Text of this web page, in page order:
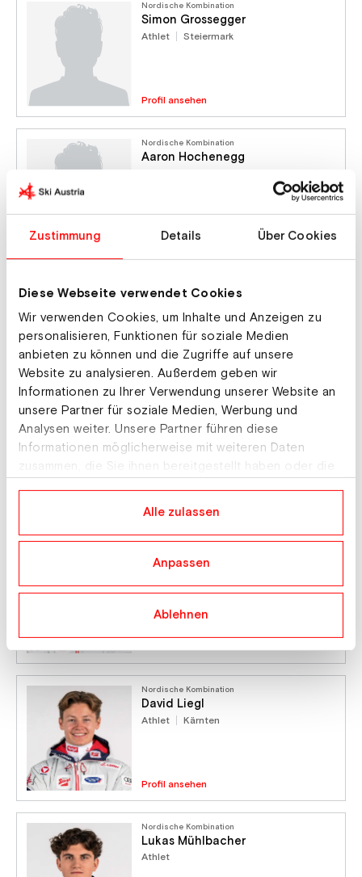
Zustimmung Details Über Cookies
Diese Webseite verwendet Cookies
Wir verwenden Cookies, um Inhalte und Anzeigen zu
personalisieren, Funktionen für soziale Medien
anbieten zu können und die Zugriffe auf unsere
Website zu analysieren. Außerdem geben wir
Informationen zu Ihrer Verwendung unserer Website an
unsere Partner für soziale Medien, Werbung und
Analysen weiter. Unsere Partner führen diese
Informationen möglicherweise mit weiteren Daten
zusammen, die Sie ihnen bereitgestellt haben oder die
Alle zulassen
Anpassen
Ablehnen
Nordische Kombination
Simon Grossegger
Athlet Steiermark
Profil ansehen
Nordische Kombination
Aaron Hochenegg
Profil ansehen
Levi Hofmann
Athlet
Profil ansehen
Nordische Kombination
Florian Kolb
Athlet Tirol
Profil ansehen
Johannes Lamparter
Athlet Tirol
Profil ansehen
Nordische Kombination
David Liegl
Athlet Kärnten
Profil ansehen
Nordische Kombination
Lukas Mühlbacher
Athlet